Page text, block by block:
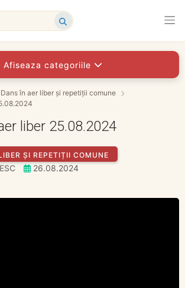
Afiseaza categoriile
Dans în aer liber și repetiții comune
liber 25.08.2024
ȘI REPETIȚII COMUNE
26.08.2024